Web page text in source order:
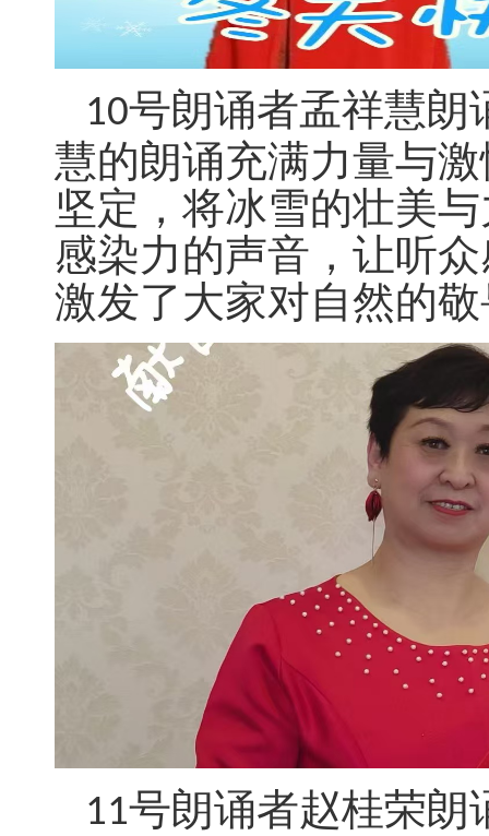
10号朗诵者孟祥慧朗
慧的朗诵充满力量与
坚定，将冰雪的壮美
感染力的声音，让听
激发了大家对自然的
11号朗诵者赵桂荣朗